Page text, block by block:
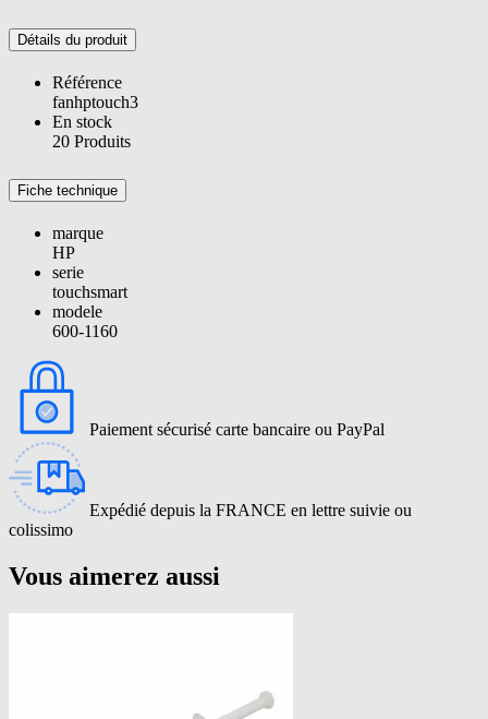
Détails du produit
Référence
fanhptouch3
En stock
20 Produits
Fiche technique
marque
HP
serie
touchsmart
modele
600-1160
Paiement sécurisé carte bancaire ou PayPal
Expédié depuis la FRANCE en lettre suivie ou
colissimo
Vous aimerez aussi